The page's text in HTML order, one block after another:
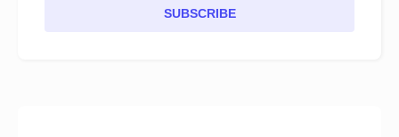
SUBSCRIBE